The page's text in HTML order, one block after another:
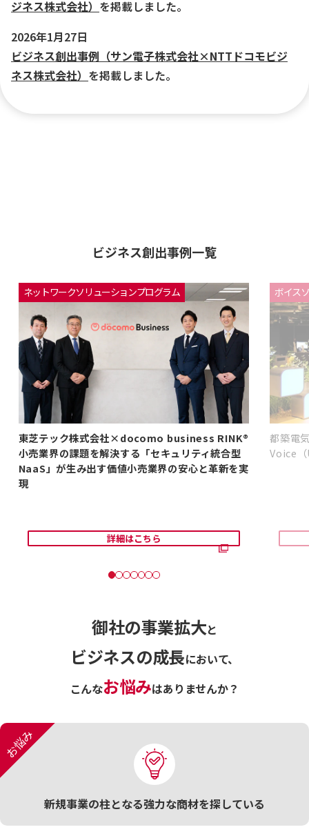
ジネス株式会社） を掲載しました。
2026年1月27日
ビジネス創出事例（サン電子株式会社×NTTドコモビジ
ネス株式会社） を掲載しました。
ビジネス創出事例（都築電気株式会社×Arcstar IP
Voice（Universal One） クラウドプラン）
た。
2025年11月18日
ドコモビジネスパートナープログラムWeb受付開始しま
した。
2025年10月7日
ドコモビジネスパートナープログラム紹介サイトを公開し
ました。
ビジネス創出事例一覧
ネットワークソリューションプログラム
東芝テック株式会社×docomo business RINK®
小売業界の課題を解決する「セキュリティ統合型
NaaS」が生み出す価値小売業界の安心と革新を実
現
詳細はこちら
ボイス
都築電
Voice
御社の事業拡大と
ビジネスの成長において、
こんなお悩みはありませんか？
お悩み
新規事業の柱となる強力な商材を探している